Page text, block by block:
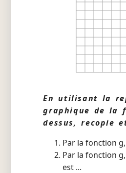
En utilisant la
graphique de la
dessus, recopie
Par la fonction
Par la fonction
est ...